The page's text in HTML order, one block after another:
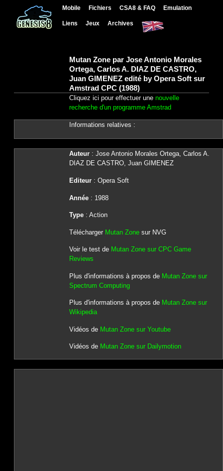
Mobile Fichiers CSA8 & FAQ Emulation
Liens Jeux Archives
Mutan Zone par Jose Antonio Morales
Ortega, Carlos A. DIAZ DE CASTRO,
Juan GIMENEZ edité by Opera Soft sur
Amstrad CPC (1988)
Cliquez ici pour effectuer une nouvelle
recherche d'un programme Amstrad
Informations relatives :
Auteur: Jose Antonio Morales Ortega, Carlos A.
DIAZ DE CASTRO, Juan GIMENEZ
Editeur: Opera Soft
Année: 1988
Type: Action
Télécharger Mutan Zonesur NVG
Voir le test de Mutan Zone sur CPC Game
Reviews
Plus d'informations à propos de Mutan Zone sur
Spectrum Computing
Plus d'informations à propos de Mutan Zone sur
Wikipedia
Vidéos de Mutan Zone sur Youtube
Vidéos de Mutan Zone sur Dailymotion